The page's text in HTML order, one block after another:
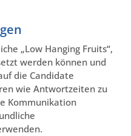
„Low Hanging Fruits“,
werden können und
die Candidate
wie Antwortzeiten zu
Kommunikation